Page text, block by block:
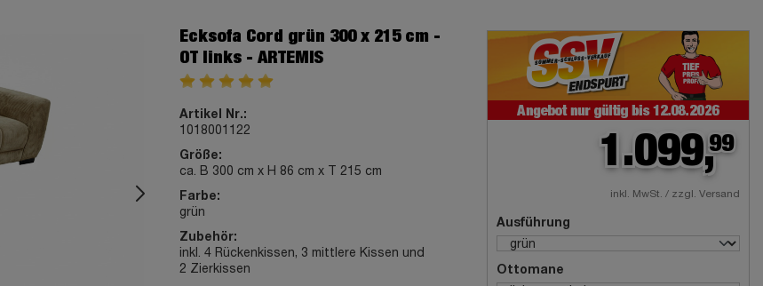
Ecksofa Cord grün 300 x 215 cm -
OT links - ARTEMIS
Artikel Nr.:
1018001122
Größe:
ca. B 300 cm x H 86 cm x T 215 cm
Farbe:
grün
Zubehör:
inkl. 4 Rückenkissen, 3 mittlere Kissen und
2 Zierkissen
1.099,99
inkl. MwSt. / zzgl. Versand
Ausführung
Ottomane